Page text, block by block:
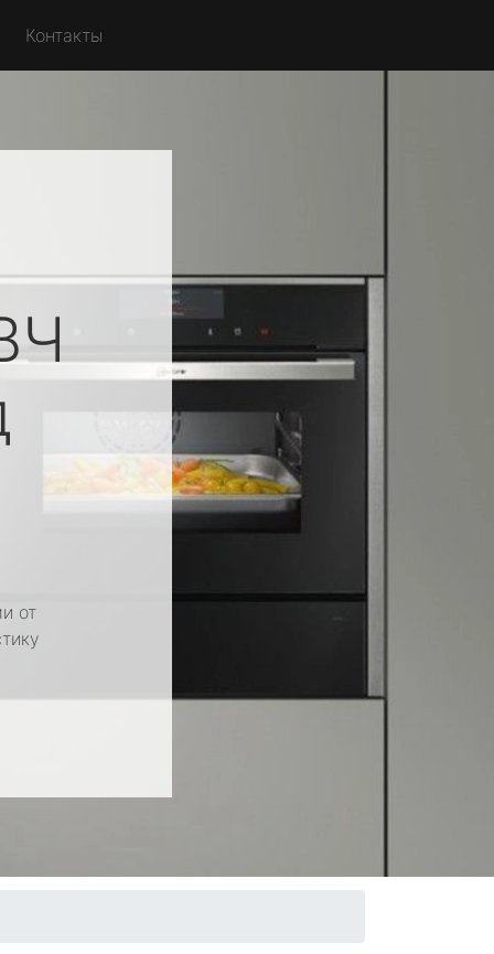
Контакты
от